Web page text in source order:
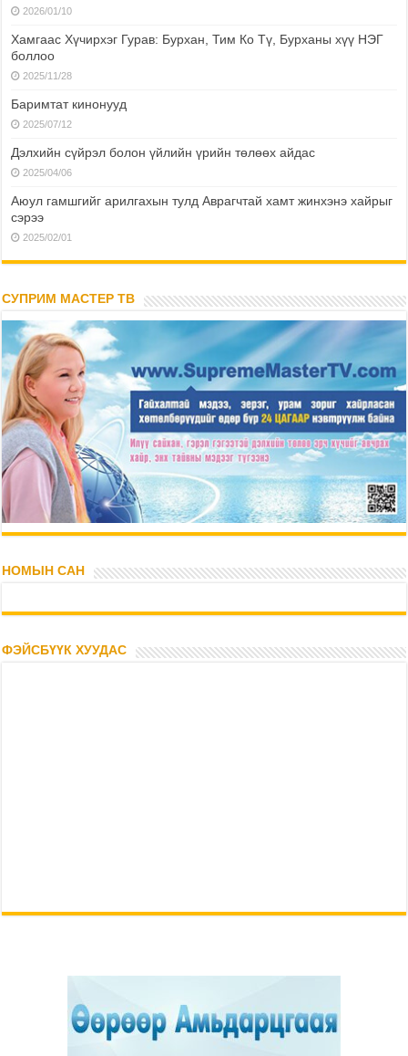
2026/01/10
Хамгаас Хүчирхэг Гурав: Бурхан, Тим Ко Тү, Бурханы хүү НЭГ
боллоо
2025/11/28
Баримтат кинонууд
2025/07/12
Дэлхийн сүйрэл болон үйлийн үрийн төлөөх айдас
2025/04/06
Аюул гамшгийг арилгахын тулд Аврагчтай хамт жинхэнэ хайрыг
сэрээ
2025/02/01
СУПРИМ МАСТЕР ТВ
НОМЫН САН
ФЭЙСБҮҮК ХУУДАС